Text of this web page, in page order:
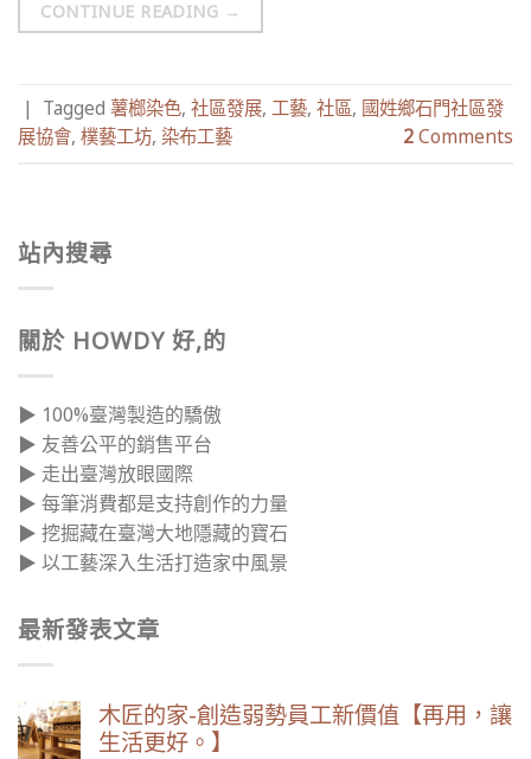
站內搜尋
關於 HOWDY 好,的
▶ 100%臺灣製造的驕傲
▶ 友善公平的銷售平台
▶ 走出臺灣放眼國際
▶ 每筆消費都是支持創作的力量
▶ 挖掘藏在臺灣大地隱藏的寶石
▶ 以工藝深入生活打造家中風景
最新發表文章
木匠的家-創造弱勢員工新價值【再用，讓
生活更好。】
CONTINUE READING →
| Tagged 薯榔染色, 社區發展, 工藝, 社區, 國姓鄉石門社區發
展協會, 樸藝工坊, 染布工藝 2Comments